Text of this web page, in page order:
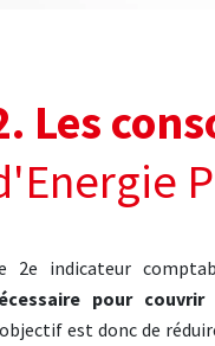
Les
2e indicateur
pour
est donc de